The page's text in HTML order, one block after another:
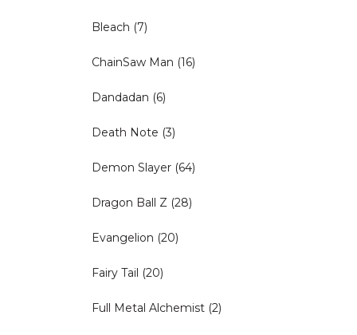
Bleach (7)
ChainSaw Man (16)
Dandadan (6)
Death Note (3)
Demon Slayer (64)
Dragon Ball Z (28)
Evangelion (20)
Fairy Tail (20)
Full Metal Alchemist (2)